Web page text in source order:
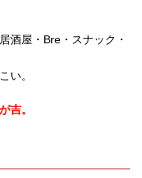
酒屋・Bre・スナック・
い。
吉。